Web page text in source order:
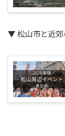
▼ 松山市と近郊